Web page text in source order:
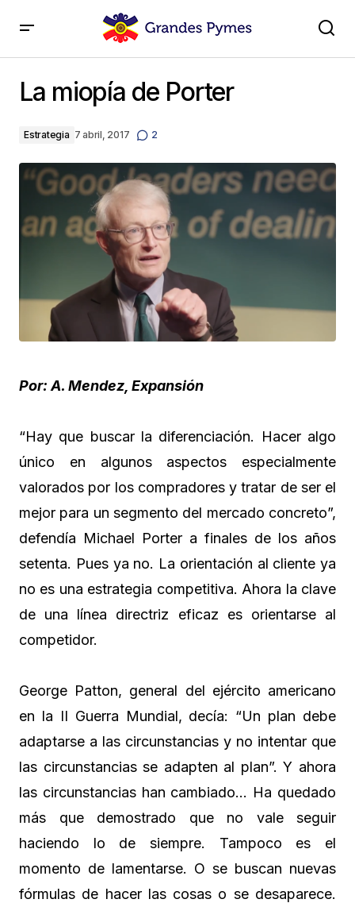
La miopía de Porter
Estrategia 7 abril, 2017 2
Por: A. Mendez, Expansión
“Hay que buscar la diferenciación. Hacer algo
único en algunos aspectos especialmente
valorados por los compradores y tratar de ser el
mejor para un segmento del mercado concreto”,
defendía Michael Porter a finales de los años
setenta. Pues ya no. La orientación al cliente ya
no es una estrategia competitiva. Ahora la clave
de una línea directriz eficaz es orientarse al
competidor.
George Patton, general del ejército americano
en la II Guerra Mundial, decía: “Un plan debe
adaptarse a las circunstancias y no intentar que
las circunstancias se adapten al plan”. Y ahora
las circunstancias han cambiado… Ha quedado
más que demostrado que no vale seguir
haciendo lo de siempre. Tampoco es el
momento de lamentarse. O se buscan nuevas
fórmulas de hacer las cosas o se desaparece.